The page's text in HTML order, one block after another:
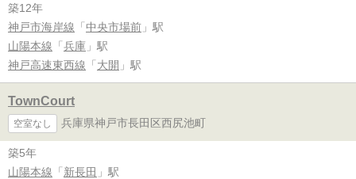
築12年
神戸市海岸線 「 中央市場前 」駅
山陽本線 「 兵庫 」駅
神戸高速東西線 「 大開 」駅
TownCourt
空室なし 兵庫県神戸市長田区西尻池町
築5年
山陽本線 「 新長田 」駅